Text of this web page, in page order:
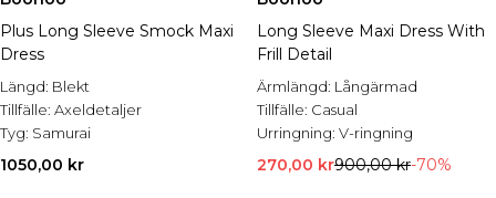
Plus Long Sleeve Smock Maxi
Dress
Längd: Blekt
Tillfälle: Axeldetaljer
Tyg: Samurai
1050,00 kr
Long Sleeve Maxi Dress With
Frill Detail
Ärmlängd: Långärmad
Tillfälle: Casual
Urringning: V-ringning
270,00 kr900,00 kr-70%